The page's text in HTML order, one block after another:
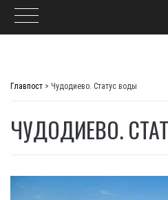
Главпост > Чудодиево. Статус воды
ЧУДОДИЕВО.